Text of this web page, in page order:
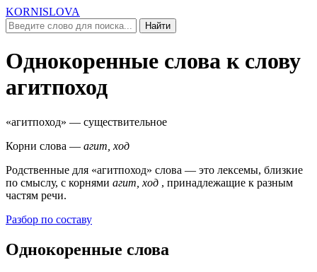
KORNISLOVA
Найти
Однокоренные слова к слову
агитпоход
«агитпоход» — существительное
Корни слова — агит, ход
Родственные для «агитпоход» слова — это лексемы, близкие
по смыслу, c корнями агит, ход , принадлежащие к разным
частям речи.
Разбор по составу
Однокоренные слова